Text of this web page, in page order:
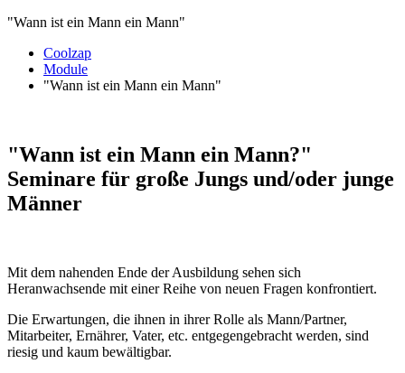
"Wann ist ein Mann ein Mann"
Coolzap
Module
"Wann ist ein Mann ein Mann"
"Wann ist ein Mann ein Mann?"
Seminare für große Jungs und/oder junge
Männer
Mit dem nahenden Ende der Ausbildung sehen sich
Heranwachsende mit einer Reihe von neuen Fragen konfrontiert.
Die Erwartungen, die ihnen in ihrer Rolle als Mann/Partner,
Mitarbeiter, Ernährer, Vater, etc. entgegengebracht werden, sind
riesig und kaum bewältigbar.